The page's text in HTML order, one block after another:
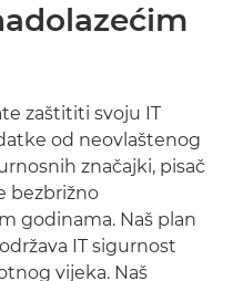
zaštititi svoju IT
od neovlaštenog
značajki, pisač
bezbrižno
godinama. Naš plan
IT sigurnost
vijeka. Naš